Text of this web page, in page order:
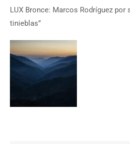
LUX Bronce: Marcos Rodríguez por
tinieblas”